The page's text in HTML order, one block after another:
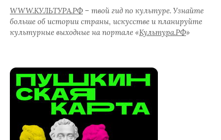
WWW.КУЛЬТУРА.РФ – твой гид по культуре. Узнайте
больше об истории страны, искусстве и планируйте
культурные выходные на портале «Культура.РФ»